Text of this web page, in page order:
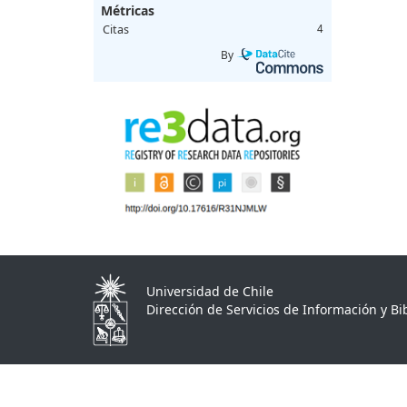
Métricas
Citas 4
By
Universidad de Chile
Dirección de Servicios de Información y